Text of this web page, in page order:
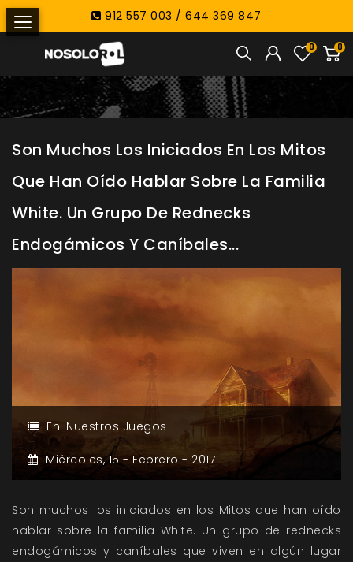
912 557 003 / 644 369 847
0
0
Son Muchos Los Iniciados En Los Mitos
Que Han Oído Hablar Sobre La Familia
White. Un Grupo De Rednecks
Endogámicos Y Caníbales...
En: Nuestros Juegos
Miércoles,15 - Febrero - 2017
Son muchos los iniciados en los Mitos que han oído
hablar sobre la familia White. Un grupo de rednecks
endogámicos y caníbales que viven en algún lugar